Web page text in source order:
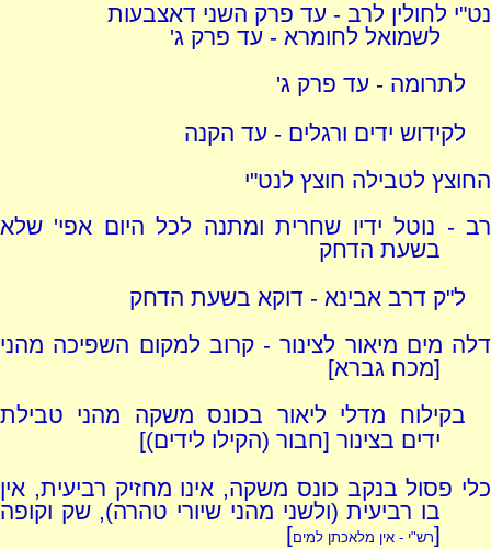
נט"י לחולין לרב - עד פרק השני דאצבעות
לשמואל לחומרא - עד פרק ג'
לתרומה - עד פרק ג'
לקידוש ידים ורגלים - עד הקנה
החוצץ לטבילה חוצץ לנט"י
רב - נוטל ידיו שחרית ומתנה לכל היום אפי' שלא
בשעת הדחק
ל"ק דרב אבינא - דוקא בשעת הדחק
דלה מים מיאור לצינור - קרוב למקום השפיכה מהני
[מכח גברא]
בקילוח מדלי ליאור בכונס משקה מהני טבילת
ידים בצינור [חבור (הקילו לידים)]
כלי פסול בנקב כונס משקה, אינו מחזיק רביעית, אין
בו רביעית (ולשני מהני שיורי טהרה), שק וקופה
[רש"י - אין מלאכתן למים]